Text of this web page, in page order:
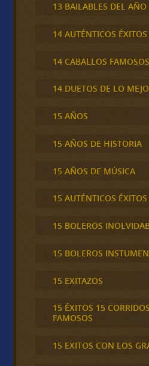
13 BAILABLES DEL AÑO
14 AUTÉNTICOS ÉXITOS
14 CABALLOS FAMOSOS
14 DUETOS DE LO
15 AÑOS
15 AÑOS DE HISTORIA
15 AÑOS DE MÚSICA
15 AUTÉNTICOS ÉXITOS
15 BOLEROS
15 BOLEROS
15 EXITAZOS
15 ÉXITOS 15
FAMOSOS
15 EXITOS CON LOS